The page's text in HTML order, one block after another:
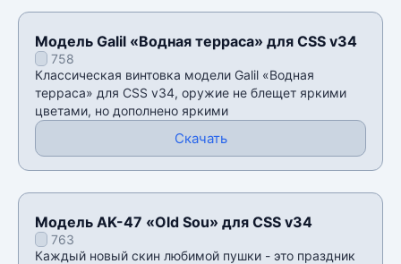
Модель Galil «Водная терраса» для CSS v34
758
Классическая винтовка модели Galil «Водная
терраса» для CSS v34, оружие не блещет яркими
цветами, но дополнено яркими
Скачать
Модель AK-47 «Old Sou» для CSS v34
763
Каждый новый скин любимой пушки - это праздник